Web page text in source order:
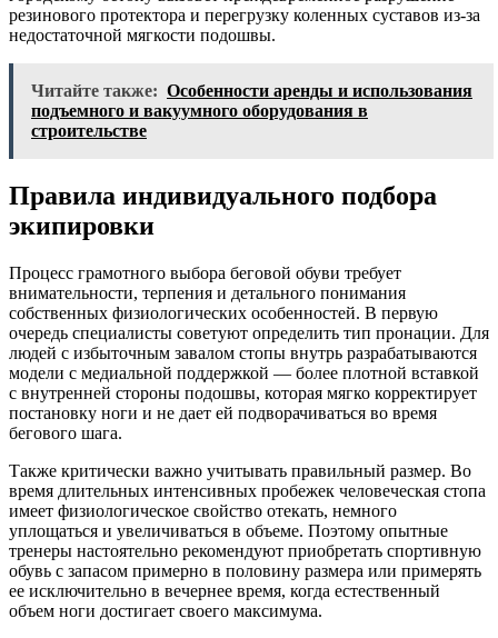
резинового протектора и перегрузку коленных суставов из-за
недостаточной мягкости подошвы.
Читайте также: Особенности аренды и использования
подъемного и вакуумного оборудования в
строительстве
Правила индивидуального подбора
экипировки
Процесс грамотного выбора беговой обуви требует
внимательности, терпения и детального понимания
собственных физиологических особенностей. В первую
очередь специалисты советуют определить тип пронации. Для
людей с избыточным завалом стопы внутрь разрабатываются
модели с медиальной поддержкой — более плотной вставкой
с внутренней стороны подошвы, которая мягко корректирует
постановку ноги и не дает ей подворачиваться во время
бегового шага.
Также критически важно учитывать правильный размер. Во
время длительных интенсивных пробежек человеческая стопа
имеет физиологическое свойство отекать, немного
уплощаться и увеличиваться в объеме. Поэтому опытные
тренеры настоятельно рекомендуют приобретать спортивную
обувь с запасом примерно в половину размера или примерять
ее исключительно в вечернее время, когда естественный
объем ноги достигает своего максимума.